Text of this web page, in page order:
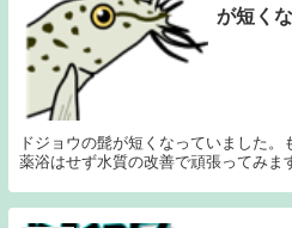
が短く
ドジョウの髭が短くなっていました。
薬浴はせず水質の改善で頑張ってみま